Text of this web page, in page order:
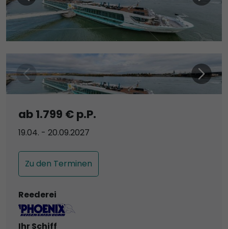
ab 1.799 € p.P.
19.04. - 20.09.2027
Zu den Terminen
Reederei
Ihr Schiff